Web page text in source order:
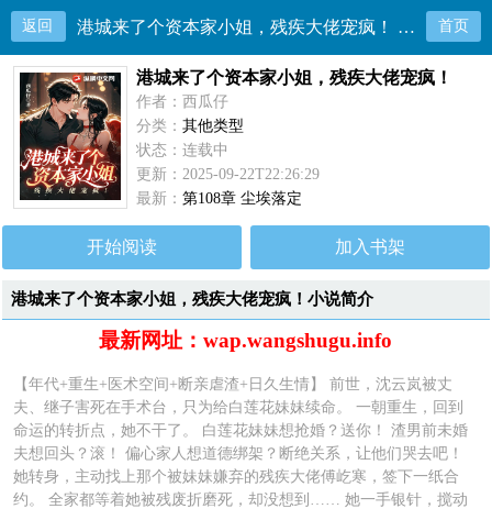
返回 港城来了个资本家小姐，残疾大佬宠疯！ 目录共108章 首页
港城来了个资本家小姐，残疾大佬宠疯！
作者：西瓜仔
分类：其他类型
状态：连载中
更新：2025-09-22T22:26:29
最新：第108章 尘埃落定
开始阅读 加入书架
港城来了个资本家小姐，残疾大佬宠疯！小说简介
最新网址：wap.wangshugu.info
【年代+重生+医术空间+断亲虐渣+日久生情】 前世，沈云岚被丈
夫、继子害死在手术台，只为给白莲花妹妹续命。 一朝重生，回到
命运的转折点，她不干了。 白莲花妹妹想抢婚？送你！ 渣男前未婚
夫想回头？滚！ 偏心家人想道德绑架？断绝关系，让他们哭去吧！
她转身，主动找上那个被妹妹嫌弃的残疾大佬傅屹寒，签下一纸合
约。 全家都等着她被残废折磨死，却没想到…… 她一手银针，搅动